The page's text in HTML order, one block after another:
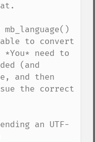
to convert
*You* need to
(and
and then
the correct
an UTF-